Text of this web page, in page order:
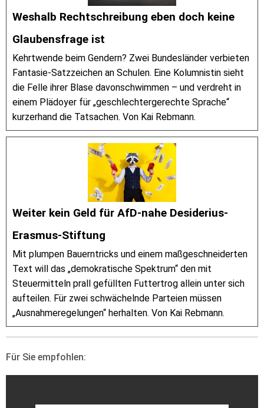
Weshalb Rechtschreibung eben doch keine
Glaubensfrage ist
Kehrtwende beim Gendern? Zwei Bundesländer verbieten
Fantasie-Satzzeichen an Schulen. Eine Kolumnistin sieht
die Felle ihrer Blase davonschwimmen – und verdreht in
einem Plädoyer für „geschlechtergerechte Sprache“
kurzerhand die Tatsachen. Von Kai Rebmann.
Weiter kein Geld für AfD-nahe Desiderius-
Erasmus-Stiftung
Mit plumpen Bauerntricks und einem maßgeschneiderten
Text will das „demokratische Spektrum“ den mit
Steuermitteln prall gefüllten Futtertrog allein unter sich
aufteilen. Für zwei schwächelnde Parteien müssen
„Ausnahmeregelungen“ herhalten. Von Kai Rebmann.
Für Sie empfohlen: